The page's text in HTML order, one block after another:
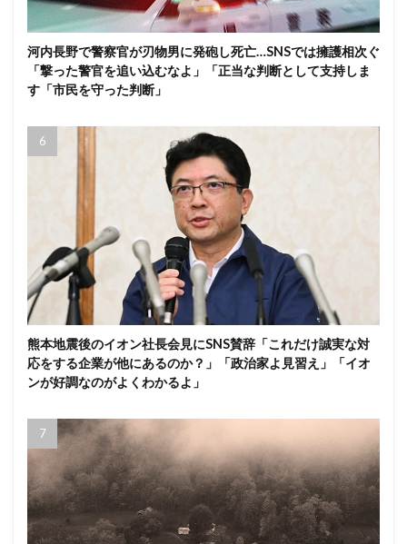
河内長野で警察官が刃物男に発砲し死亡…SNSでは擁護相次ぐ
「撃った警官を追い込むなよ」「正当な判断として支持しま
す「市民を守った判断」
熊本地震後のイオン社長会見にSNS賛辞「これだけ誠実な対
応をする企業が他にあるのか？」「政治家よ見習え」「イオ
ンが好調なのがよくわかるよ」